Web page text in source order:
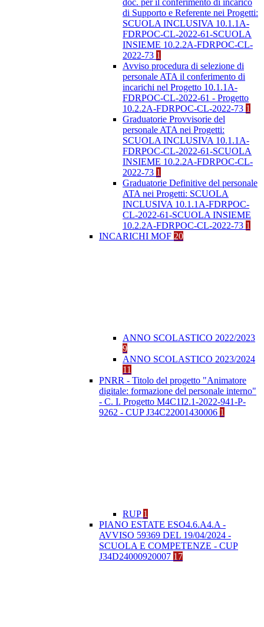
doc. per il conferimento di incarico
di Supporto e Referente nei Progetti:
SCUOLA INCLUSIVA 10.1.1A-
FDRPOC-CL-2022-61-SCUOLA
INSIEME 10.2.2A-FDRPOC-CL-
2022-73 1
Avviso procedura di selezione di
personale ATA il conferimento di
incarichi nel Progetto 10.1.1A-
FDRPOC-CL-2022-61 - Progetto
10.2.2A-FDRPOC-CL-2022-73 1
Graduatorie Provvisorie del
personale ATA nei Progetti:
SCUOLA INCLUSIVA 10.1.1A-
FDRPOC-CL-2022-61-SCUOLA
INSIEME 10.2.2A-FDRPOC-CL-
2022-73 1
Graduatorie Definitive del personale
ATA nei Progetti: SCUOLA
INCLUSIVA 10.1.1A-FDRPOC-
CL-2022-61-SCUOLA INSIEME
10.2.2A-FDRPOC-CL-2022-73 1
INCARICHI MOF 20
ANNO SCOLASTICO 2022/2023
9
ANNO SCOLASTICO 2023/2024
11
PNRR - Titolo del progetto "Animatore
digitale: formazione del personale interno"
- C. I. Progetto M4C1I2.1-2022-941-P-
9262 - CUP J34C22001430006 1
RUP 1
PIANO ESTATE ESO4.6.A4.A -
AVVISO 59369 DEL 19/04/2024 -
SCUOLA E COMPETENZE - CUP
J34D24000920007 17